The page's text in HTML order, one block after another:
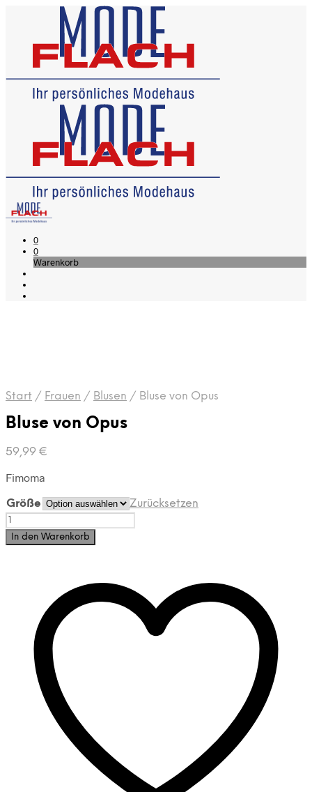
0
0
Warenkorb
Start / Frauen / Blusen / Bluse von Opus
Bluse von Opus
59,99 €
Fimoma
Größe
Zurücksetzen
Bluse
von
Opus
In den Warenkorb